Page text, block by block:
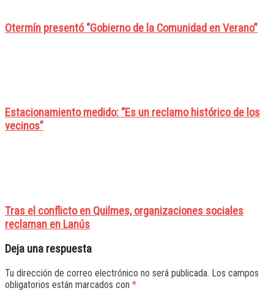
Otermín presentó “Gobierno de la Comunidad en Verano”
Estacionamiento medido: “Es un reclamo histórico de los
vecinos”
Tras el conflicto en Quilmes, organizaciones sociales
reclaman en Lanús
Deja una respuesta
Tu dirección de correo electrónico no será publicada. Los campos
obligatorios están marcados con *